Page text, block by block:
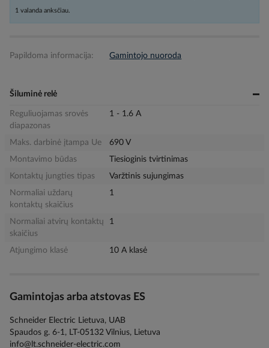
1 valanda anksčiau.
Papildoma informacija: Gamintojo nuoroda
Šiluminė relė
Reguliuojamas srovės
diapazonas
1 - 1.6 A
Maks. darbinė įtampa Ue
690 V
Montavimo būdas
Tiesioginis tvirtinimas
Kontaktų jungties tipas
Varžtinis sujungimas
Normaliai uždarų
kontaktų skaičius
1
Normaliai atvirų kontaktų
skaičius
1
Atjungimo klasė 10 A klasė
Gamintojas arba atstovas ES
Schneider Electric Lietuva, UAB
Spaudos g. 6-1, LT-05132 Vilnius, Lietuva
info@lt.schneider-electric.com